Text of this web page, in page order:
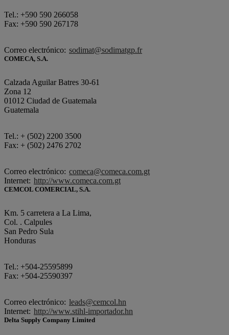
Tel.: +590 590 266058
Fax: +590 590 267178
Correo electrónico: sodimat@sodimatgp.fr
COMECA, S.A.
Calzada Aguilar Batres 30-61
Zona 12
01012 Ciudad de Guatemala
Guatemala
Tel.: + (502) 2200 3500
Fax: + (502) 2476 2702
Correo electrónico: comeca@comeca.com.gt
Internet: http://www.comeca.com.gt
CEMCOL COMERCIAL, S.A.
Km. 5 carretera a La Lima,
Col. . Calpules
San Pedro Sula
Honduras
Tel.: +504-25595899
Fax: +504-25590397
Correo electrónico: leads@cemcol.hn
Internet: http://www.stihl-importador.hn
Delta Supply Company Limited